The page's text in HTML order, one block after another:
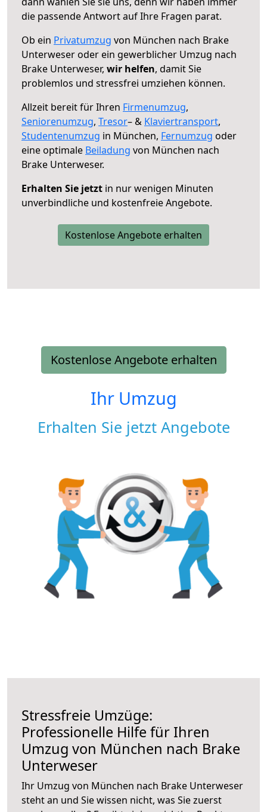
die passende Antwort auf Ihre Fragen parat.
Ob ein Privatumzug von München nach Brake
Unterweser oder ein gewerblicher Umzug nach
Brake Unterweser, wir helfen, damit Sie
problemlos und stressfrei umziehen können.
Allzeit bereit für Ihren Firmenumzug,
Seniorenumzug, Tresor– & Klaviertransport,
Studentenumzug in München, Fernumzug oder
eine optimale Beiladung von München nach
Brake Unterweser.
Erhalten Sie jetzt in nur wenigen Minuten
unverbindliche und kostenfreie Angebote.
Kostenlose Angebote erhalten
Kostenlose Angebote erhalten
Ihr Umzug
Erhalten Sie jetzt Angebote
Stressfreie Umzüge:
Professionelle Hilfe für Ihren
Umzug von München nach Brake
Unterweser
Ihr Umzug von München nach Brake Unterweser
steht an und Sie wissen nicht, was Sie zuerst